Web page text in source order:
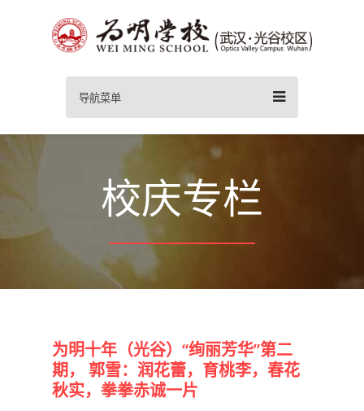
导航菜单
校庆专栏
为明十年（光谷）“绚丽芳华”第二
期， 郭雪：润花蕾，育桃李，春花
秋实，拳拳赤诚一片